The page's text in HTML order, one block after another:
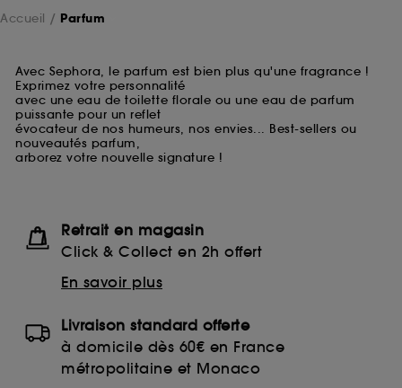
Accueil Parfum
Avec Sephora, le parfum est bien plus qu'une fragrance !
Exprimez votre personnalité
avec une eau de toilette florale ou une eau de parfum
puissante pour un reflet
évocateur de nos humeurs, nos envies... Best-sellers ou
nouveautés parfum,
arborez votre nouvelle signature !
Retrait en magasin
Click & Collect en 2h offert
En savoir plus
Livraison standard offerte
à domicile dès 60€ en France
métropolitaine et Monaco